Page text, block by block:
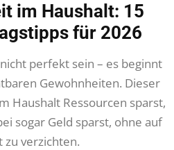
im Haushalt: 15
für 2026
perfekt sein – es beginnt
Gewohnheiten. Dieser
Haushalt Ressourcen sparst,
sogar Geld sparst, ohne auf
zu verzichten.